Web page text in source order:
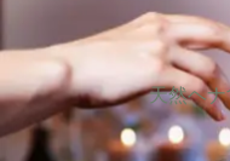
天然ヘ